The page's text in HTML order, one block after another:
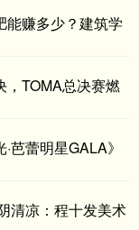
能赚多少？建筑学
，TOMA总决赛燃
芭蕾明星GALA》
清凉：程十发美术